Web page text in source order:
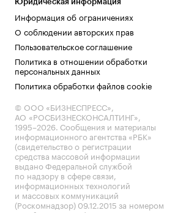
Информация об ограничениях
О соблюдении авторских прав
Пользовательское соглашение
Политика в отношении обработки
персональных данных
Политика обработки файлов cookie
© ООО «БИЗНЕСПРЕСС»,
АО «РОСБИЗНЕСКОНСАЛТИНГ»,
1995–2026. Сообщения и материалы
информационного агентства «РБК»
(свидетельство о регистрации
средства массовой информации
выдано Федеральной службой
по надзору в сфере связи,
информационных технологий
и массовых коммуникаций
(Роскомнадзор) 09.12.2015 за номером